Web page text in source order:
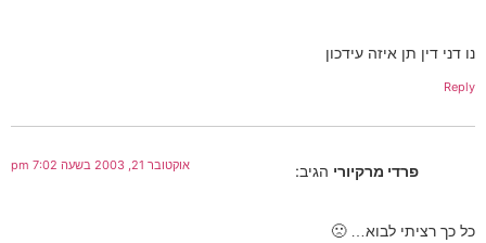
נו דני דין תן איזה עידכון
Reply
פרדי מרקיורי הגיב: אוקטובר 21, 2003 בשעה 7:02 pm
כל כך רציתי לבוא… 🙁